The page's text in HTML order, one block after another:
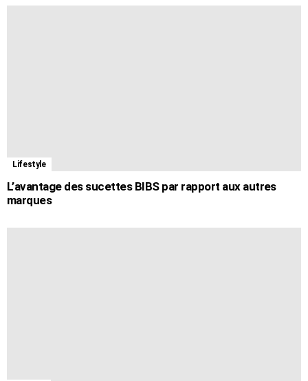
Lifestyle
L’avantage des sucettes BIBS par rapport aux autres
marques